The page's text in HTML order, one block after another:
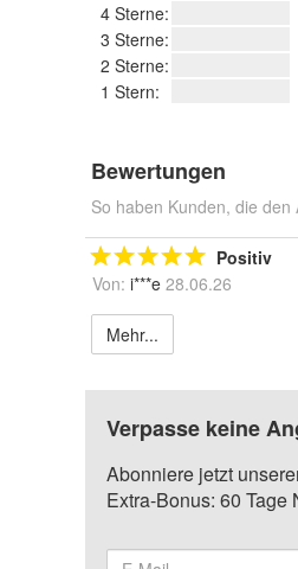
4 Sterne:
3 Sterne:
2 Sterne:
1 Stern:
Bewertungen
So haben Kunden, die
Positiv
Von: i***e 28.06.26
Mehr...
Verpasse keine
Abonniere jetzt
Extra-Bonus: 60